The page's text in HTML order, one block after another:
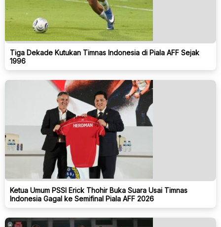
Tiga Dekade Kutukan Timnas Indonesia di Piala AFF Sejak
1996
Ketua Umum PSSI Erick Thohir Buka Suara Usai Timnas
Indonesia Gagal ke Semifinal Piala AFF 2026